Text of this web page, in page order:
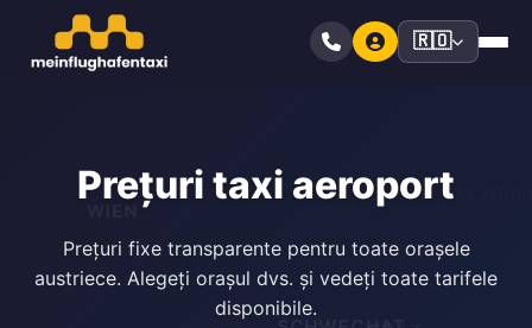
🇷🇴
WIEN
ST. PÖLTEN
Prețuri taxi aeroport
Prețuri fixe transparente pentru toate orașele
austriece. Alegeți orașul dvs. și vedeți toate tarifele
disponibile.